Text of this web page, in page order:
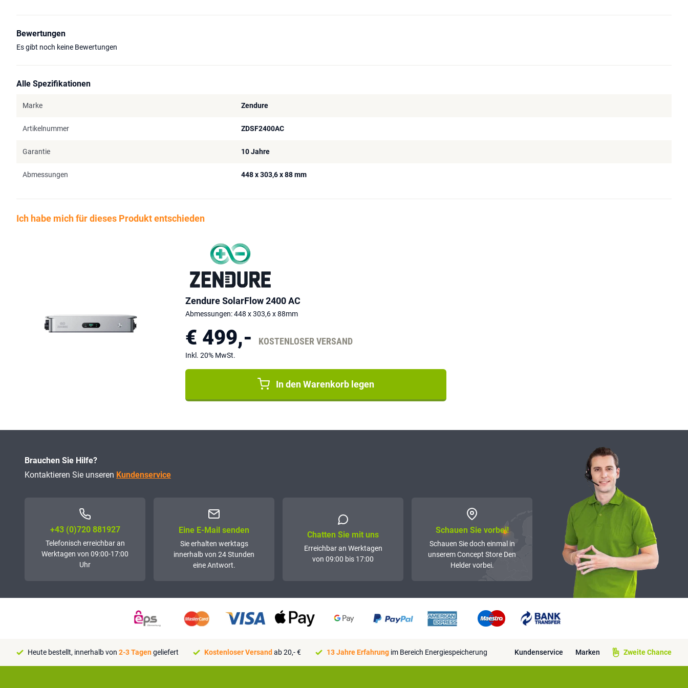
Bewertungen
Es gibt noch keine Bewertungen
Alle Spezifikationen
Marke Zendure
Artikelnummer ZDSF2400AC
Garantie 10 Jahre
Abmessungen 448 x 303,6 x 88 mm
Ich habe mich für dieses Produkt entschieden
Zendure SolarFlow 2400 AC
Abmessungen: 448 x 303,6 x 88mm
€ 499,- KOSTENLOSER VERSAND
Inkl. 20% MwSt.
In den Warenkorb legen
Brauchen Sie Hilfe?
Kontaktieren Sie unseren Kundenservice
+43 (0)72­0 881927
Telefonisch erreichbar an
Werktagen von 09:00-17:00
Uhr
Eine E-Mail senden
Sie erhalten werktags
innerhalb von 24 Stunden
eine Antwort.
Chatten Sie mit uns
Erreichbar an Werktagen
von 09:00 bis 17:00
Schauen Sie vorbei!
Schauen Sie doch einmal in
unserem Concept Store Den
Helder vorbei.
Heute bestellt, innerhalb von 2-3 Tagengeliefert Kostenloser Versandab 20,- € 13 Jahre Erfahrung im Bereich Energiespeicherung Kundenservice Marken Zweite Chance